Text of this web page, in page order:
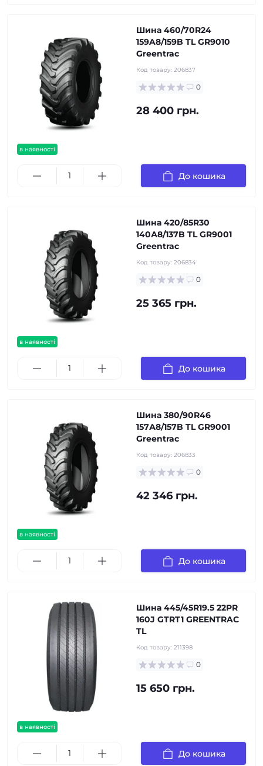
в наявності
Шина 460/70R24
159A8/159B TL GR9010
Greentrac
Код товару: 206837
0
28 400 грн.
До кошика
в наявності
Шина 420/85R30
140А8/137B TL GR9001
Greentrac
Код товару: 206834
0
25 365 грн.
До кошика
в наявності
Шина 380/90R46
157А8/157B TL GR9001
Greentrac
Код товару: 206833
0
42 346 грн.
До кошика
в наявності
Шина 445/45R19.5 22PR
160J GTRT1 GREENTRAC
TL
Код товару: 211398
0
15 650 грн.
До кошика